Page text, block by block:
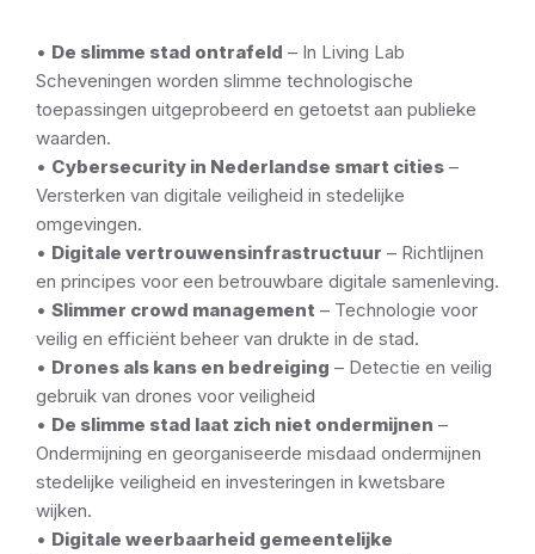
• De slimme stad ontrafeld – In Living Lab
Scheveningen worden slimme technologische
toepassingen uitgeprobeerd en getoetst aan publieke
waarden.
• Cybersecurity in Nederlandse smart cities –
Versterken van digitale veiligheid in stedelijke
omgevingen.
• Digitale vertrouwensinfrastructuur – Richtlijnen
en principes voor een betrouwbare digitale samenleving.
• Slimmer crowd management – Technologie voor
veilig en efficiënt beheer van drukte in de stad.
• Drones als kans en bedreiging – Detectie en veilig
gebruik van drones voor veiligheid
• De slimme stad laat zich niet ondermijnen –
Ondermijning en georganiseerde misdaad ondermijnen
stedelijke veiligheid en investeringen in kwetsbare
wijken.
• Digitale weerbaarheid gemeentelijke